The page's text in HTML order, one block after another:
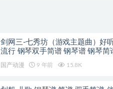
剑网三-七秀坊（游戏主题曲）好
流行 钢琴双手简谱 钢琴谱 钢琴简
国产动漫 9 年前 15.8K